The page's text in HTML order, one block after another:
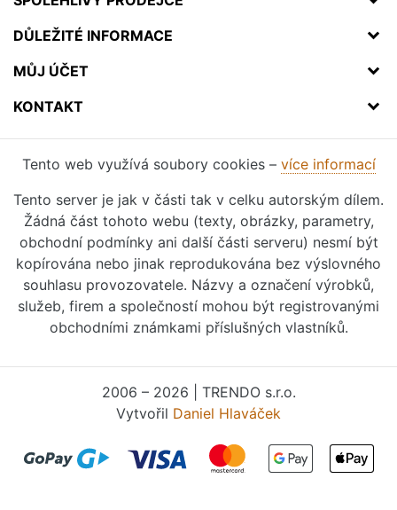
DŮLEŽITÉ INFORMACE
MŮJ ÚČET
KONTAKT
Tento web využívá soubory cookies – více informací
Tento server je jak v části tak v celku autorským dílem.
Žádná část tohoto webu (texty, obrázky, parametry,
obchodní podmínky ani další části serveru) nesmí být
kopírována nebo jinak reprodukována bez výslovného
souhlasu provozovatele. Názvy a označení výrobků,
služeb, firem a společností mohou být registrovanými
obchodními známkami příslušných vlastníků.
2006 – 2026 | TRENDO s.r.o.
Vytvořil Daniel Hlaváček